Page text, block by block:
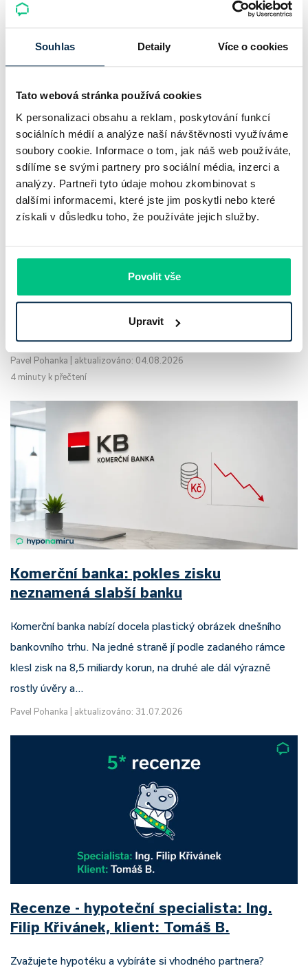
Souhlas Detaily Více o cookies
Tato webová stránka používá cookies
K personalizaci obsahu a reklam, poskytování funkcí
sociálních médií a analýze naší návštěvnosti využíváme
soubory cookie. Informace o tom, jak náš web používáte,
sdílíme se svými partnery pro sociální média, inzerci a
analýzy. Partneři tyto údaje mohou zkombinovat s
dalšími informacemi, které jste jim poskytli nebo které
získali v důsledku toho, že používáte jejich služby.
Povolit vše
Upravit
Pavel Pohanka
UniCredit Bank od 27.7.2026 zdražuje
hypotéky, zatímco Raiffeisenbank
Český hypoteční trh na konci července 2026 potvrzuje, že
sazby zůstávají pod tlakem a část bank pokračuje v jejich
růstu. UniCredit Bank od 27.7.2026 zvýšila hypoteční sazby
plošně o 0,1…
Pavel Pohanka
aktualizováno: 04.08.2026
4 minuty k přečtení
Komerční banka: pokles zisku
neznamená slabší banku
Komerční banka nabízí docela plastický obrázek dnešního
bankovního trhu. Na jedné straně jí podle zadaného rámce
klesl zisk na 8,5 miliardy korun, na druhé ale dál výrazně
rostly úvěry a…
Pavel Pohanka aktualizováno: 31.07.2026
Recenze - hypoteční specialista: Ing.
Filip Křivánek, klient: Tomáš B.
Zvažujete hypotéku a vybíráte si vhodného partnera?